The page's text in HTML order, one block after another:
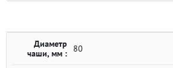
Диаметр
чаши, мм :
80